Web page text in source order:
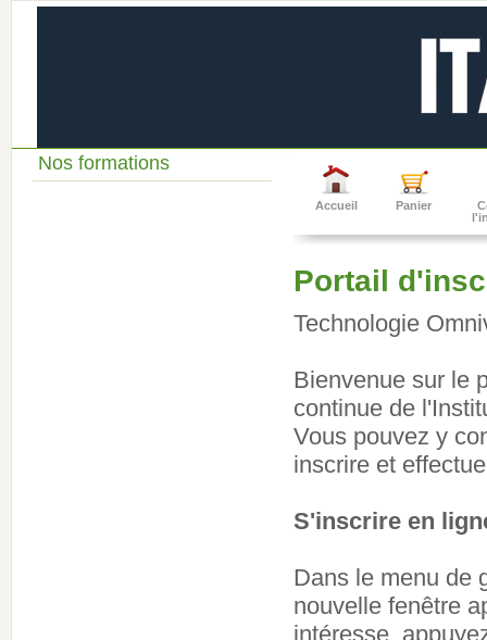
Nos formations
Accueil Panier
Portail
Technologie
Bienvenue sur le
continue de
Vous pouvez y
inscrire et
S'inscrire en
Dans le menu de
nouvelle fenêtre
intéresse,